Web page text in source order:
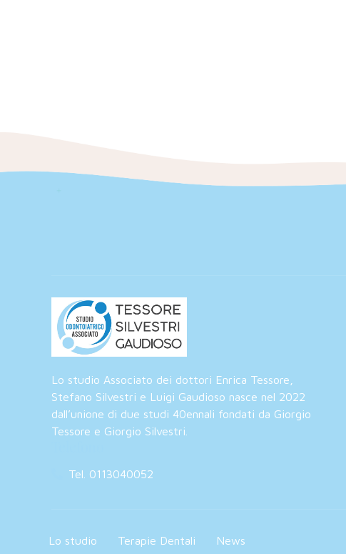
Lo studio Associato dei dottori Enrica Tessore,
Stefano Silvestri e Luigi Gaudioso nasce nel 2022
dall’unione di due studi 40ennali fondati da Giorgio
Tessore e Giorgio Silvestri.
Tel. 0113040052
Lo studio Terapie Dentali News